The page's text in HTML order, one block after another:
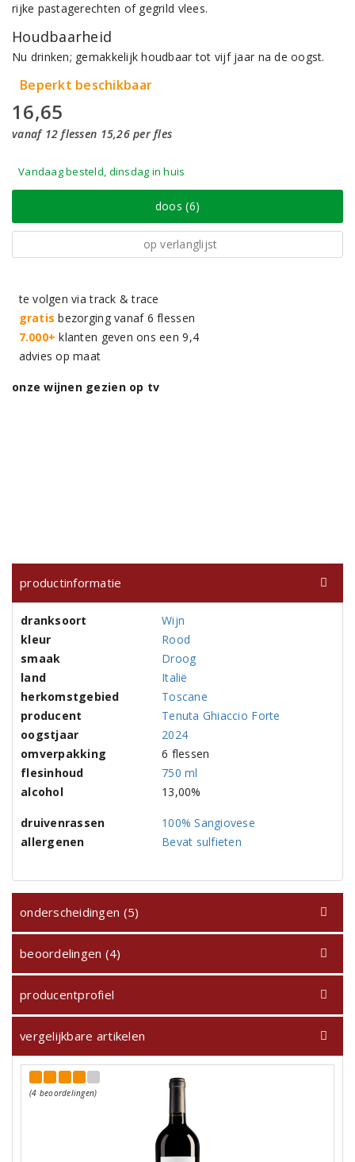
rijke pastagerechten of gegrild vlees.
Houdbaarheid
Nu drinken; gemakkelijk houdbaar tot vijf jaar na de oogst.
Beperkt beschikbaar
16,65
vanaf 12 flessen 15,26 per fles
Vandaag besteld, dinsdag in huis
doos (6)
op verlanglijst
te volgen via track & trace
gratis bezorging vanaf 6 flessen
7.000+ klanten geven ons een 9,4
advies op maat
onze wijnen gezien op tv
productinformatie
dranksoort
Wijn
kleur
Rood
smaak
Droog
land
Italië
herkomstgebied
Toscane
producent
Tenuta Ghiaccio Forte
oogstjaar
2024
omverpakking
6 flessen
flesinhoud
750 ml
alcohol
13,00%
druivenrassen
100% Sangiovese
allergenen
Bevat sulfieten
onderscheidingen (5)
beoordelingen (4)
producentprofiel
vergelijkbare artikelen
(4 beoordelingen)